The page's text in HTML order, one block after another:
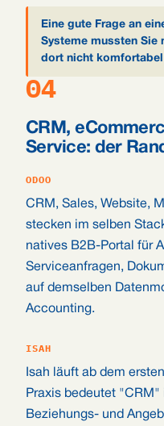
Eine gute Frage an
Systeme mussten Sie
dort nicht komfortabel
04
CRM,
Service: der
ODOO
CRM, Sales, Website,
stecken im selben
natives B2B-Portal für
Serviceanfragen,
auf demselben
Accounting.
ISAH
Isah läuft ab dem
Praxis bedeutet
Beziehungs- und